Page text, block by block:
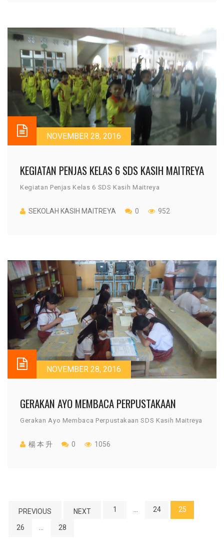
NOVEMBER 28, 2016
KEGIATAN PENJAS KELAS 6 SDS KASIH MAITREYA
Kegiatan Penjas Kelas 6 SDS Kasih Maitreya
SEKOLAH KASIH MAITREYA 0 952
NOVEMBER 28, 2016
GERAKAN AYO MEMBACA PERPUSTAKAAN
Gerakan Ayo Membaca Perpustakaan SDS Kasih Maitreya
楊 本 升 0 1056
PREVIOUS NEXT 1 24 25
26 28